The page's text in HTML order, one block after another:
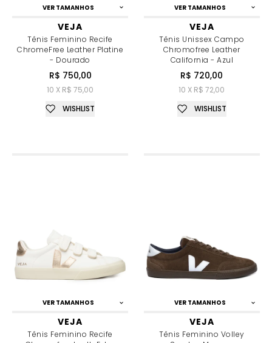
VER TAMANHOS
VEJA
Tênis Feminino Recife
ChromeFree Leather Platine
- Dourado
R$ 750,00
10 X R$ 75,00
WISHLIST
VER TAMANHOS
VEJA
Tênis Unissex Campo
Chromofree Leather
California - Azul
R$ 720,00
10 X R$ 72,00
WISHLIST
VER TAMANHOS
VEJA
Tênis Feminino Recife
VER TAMANHOS
VEJA
Tênis Feminino Volley